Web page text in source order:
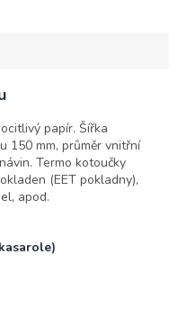
papír. Šířka
150 mm, průměr vnitřní
Termo kotoučky
(EET pokladny),
apod.